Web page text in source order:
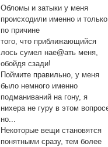
Обломы и затыки у меня
происходили именно и только
по причине
того, что приближающийся
лось сумел нае@ать меня,
обойдя сзади!
Поймите правильно, у меня
было немного именно
подманиваний на гону, я
нихера не гуру в этом
но...
Некоторые вещи становятся
понятными сразу, тем более